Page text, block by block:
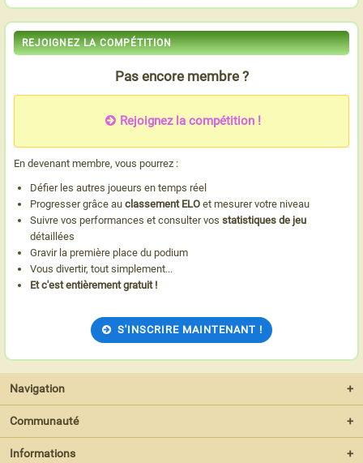
REJOIGNEZ LA COMPÉTITION
Pas encore membre ?
Rejoignez la compétition !
En devenant membre, vous pourrez :
Défier les autres joueurs en temps réel
Progresser grâce au classement ELO et mesurer votre niveau
Suivre vos performances et consulter vos statistiques de jeu
détaillées
Gravir la première place du podium
Vous divertir, tout simplement...
Et c'est entièrement gratuit !
S'INSCRIRE MAINTENANT !
Navigation +
Communauté +
Informations +